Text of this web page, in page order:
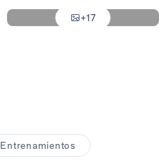
+17
Entrenamientos